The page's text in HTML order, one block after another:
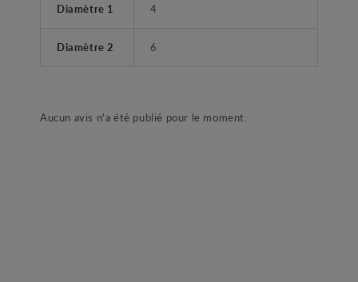
Diamètre 1 4
Diamètre 2 6
Aucun avis n'a été publié pour le moment.